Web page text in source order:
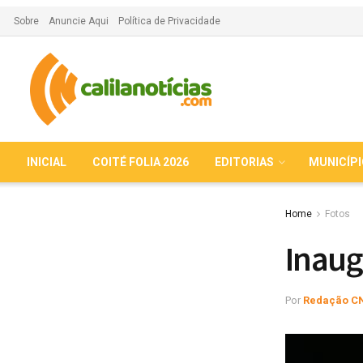
Sobre Anuncie Aqui Política de Privacidade
INICIAL COITÉ FOLIA 2026 EDITORIAS
Home Fotos
Por Redação